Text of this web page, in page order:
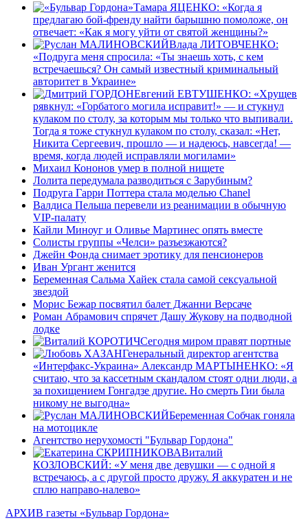
Тамара ЯЦЕНКО: «Когда я
предлагаю бой-френду найти барышню помоложе, он
отвечает: «Как я могу уйти от святой женщины?»
Влада ЛИТОВЧЕНКО:
«Подруга меня спросила: «Ты знаешь хоть, с кем
встречаешься? Он самый известный криминальный
авторитет в Украине»
Евгений ЕВТУШЕНКО: «Хрущев
рявкнул: «Горбатого могила исправит!» — и стукнул
кулаком по столу, за которым мы только что выпивали.
Тогда я тоже стукнул кулаком по столу, сказал: «Нет,
Никита Сергеевич, прошло — и надеюсь, навсегда! —
время, когда людей исправляли могилами»
Михаил Кононов умер в полной нищете
Лолита передумала разводиться с Зарубиным?
Подруга Гарри Поттера стала моделью Chanel
Валдиса Пельша перевели из реанимации в обычную
VIP-палату
Кайли Миноуг и Оливье Мартинес опять вместе
Солисты группы «Челси» разъезжаются?
Джейн Фонда снимает эротику для пенсионеров
Иван Ургант женится
Беременная Сальма Хайек стала самой сексуальной
звездой
Морис Бежар посвятил балет Джанни Версаче
Роман Абрамович спрячет Дашу Жукову на подводной
лодке
Сегодня миром правят портные
Генеральный директор агентства
«Интерфакс-Украина» Александр МАРТЫНЕНКО: «Я
считаю, что за кассетным скандалом стоят одни люди, а
за похищением Гонгадзе другие. Но смерть Гии была
никому не выгодна»
Беременная Собчак гоняла
на мотоцикле
Агентство нерухомості "Бульвар Гордона"
Виталий
КОЗЛОВСКИЙ: «У меня две девушки — с одной я
встречаюсь, а с другой просто дружу. Я аккуратен и не
сплю направо-налево»
АРХИВ газеты «Бульвар Гордона»